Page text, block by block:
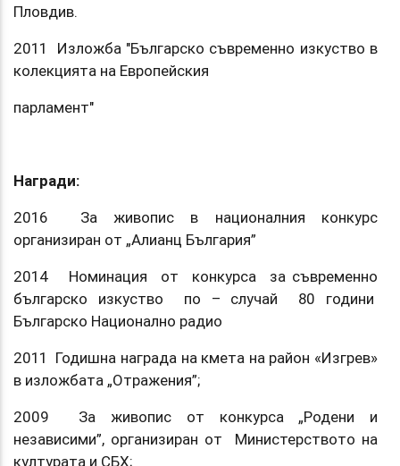
Пловдив.
2011 Изложба "Българско съвременно изкуство в
колекцията на Европейския
парламент"
Награди:
2016 За живопис в националния конкурс
организиран от „Алианц България”
2014 Номинация от конкурса за съвременно
българско изкуство по – случай 80 години
Българско Национално радио
2011 Годишна награда на кмета на район «Изгрев»
в изложбата „Отражения”;
2009 За живопис от конкурса „Родени и
независими”, организиран от Министерството на
културата и СБХ;